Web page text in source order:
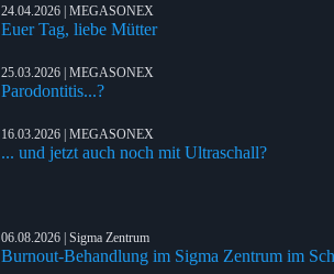
24.04.2026 | MEGASONEX
Euer Tag, liebe Mütter
25.03.2026 | MEGASONEX
Parodontitis...?
16.03.2026 | MEGASONEX
... und jetzt auch noch mit Ultraschall?
06.08.2026 | Sigma Zentrum
Burnout-Behandlung im Sigma Zentrum im